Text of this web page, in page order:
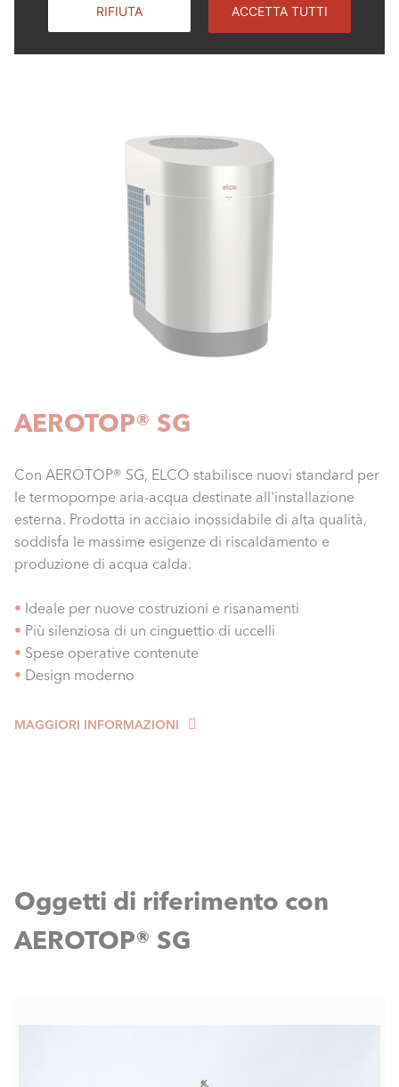
RIFIUTA ACCETTA TUTTI
AEROTOP® SG
Con AEROTOP® SG, ELCO stabilisce nuovi standard per
le termopompe aria-acqua destinate all'installazione
esterna. Prodotta in acciaio inossidabile di alta qualità,
soddisfa le massime esigenze di riscaldamento e
produzione di acqua calda.
• Ideale per nuove costruzioni e risanamenti
• Più silenziosa di un cinguettio di uccelli
• Spese operative contenute
• Design moderno
MAGGIORI INFORMAZIONI
Oggetti di riferimento con
AEROTOP® SG